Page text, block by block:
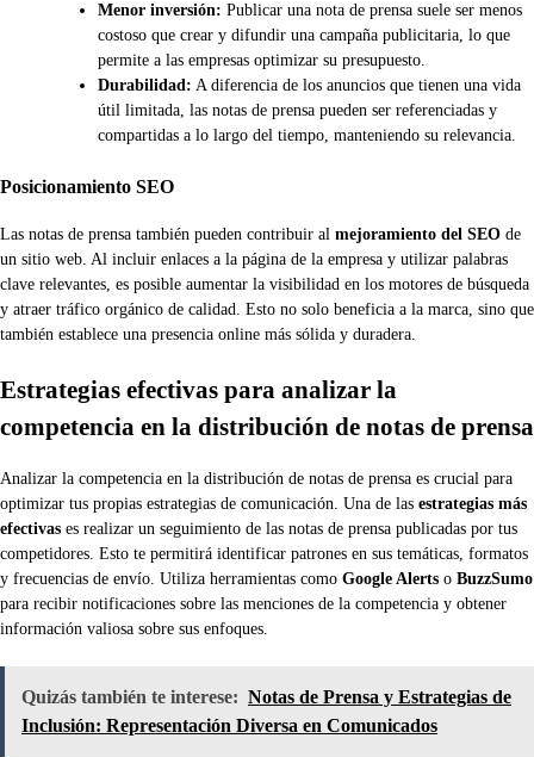
Menor inversión: Publicar una nota de prensa suele ser menos
costoso que crear y difundir una campaña publicitaria, lo que
permite a las empresas optimizar su presupuesto.
Durabilidad: A diferencia de los anuncios que tienen una vida
útil limitada, las notas de prensa pueden ser referenciadas y
compartidas a lo largo del tiempo, manteniendo su relevancia.
Posicionamiento SEO
Las notas de prensa también pueden contribuir al mejoramiento del SEO de
un sitio web. Al incluir enlaces a la página de la empresa y utilizar palabras
clave relevantes, es posible aumentar la visibilidad en los motores de búsqueda
y atraer tráfico orgánico de calidad. Esto no solo beneficia a la marca, sino que
también establece una presencia online más sólida y duradera.
Estrategias efectivas para analizar la
competencia en la distribución de notas de prensa
Analizar la competencia en la distribución de notas de prensa es crucial para
optimizar tus propias estrategias de comunicación. Una de las estrategias más
efectivas es realizar un seguimiento de las notas de prensa publicadas por tus
competidores. Esto te permitirá identificar patrones en sus temáticas, formatos
y frecuencias de envío. Utiliza herramientas como Google Alerts o BuzzSumo
para recibir notificaciones sobre las menciones de la competencia y obtener
información valiosa sobre sus enfoques.
Quizás también te interese: Notas de Prensa y Estrategias de
Inclusión: Representación Diversa en Comunicados